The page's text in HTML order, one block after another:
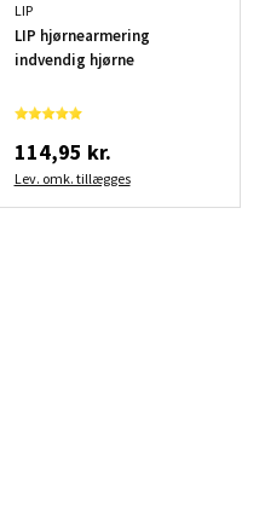
LIP
LIP hjørnearmering
indvendig hjørne
114,95 kr.
Lev. omk. tillægges